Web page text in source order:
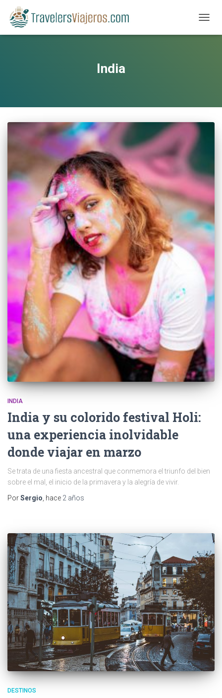
India
INDIA
India y su colorido festival Holi:
una experiencia inolvidable
donde viajar en marzo
Se trata de una fiesta ancestral que conmemora el triunfo del bien
sobre el mal, el inicio de la primavera y la alegría de vivir.
PorSergio , hace 2 años
DESTINOS